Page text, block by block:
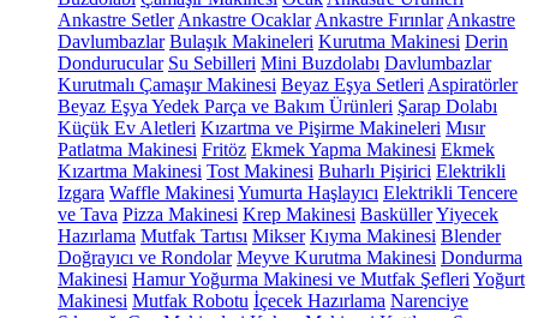
Ankastre Setler Ankastre Ocaklar Ankastre Fırınlar Ankastre
Davlumbazlar Bulaşık Makineleri Kurutma Makinesi Derin
Dondurucular Su Sebilleri Mini Buzdolabı Davlumbazlar
Kurutmalı Çamaşır Makinesi Beyaz Eşya Setleri Aspiratörler
Beyaz Eşya Yedek Parça ve Bakım Ürünleri Şarap Dolabı
Küçük Ev Aletleri Kızartma ve Pişirme Makineleri Mısır
Patlatma Makinesi Fritöz Ekmek Yapma Makinesi Ekmek
Kızartma Makinesi Tost Makinesi Buharlı Pişirici Elektrikli
Izgara Waffle Makinesi Yumurta Haşlayıcı Elektrikli Tencere
ve Tava Pizza Makinesi Krep Makinesi BasküllerYiyecek
Hazırlama Mutfak Tartısı Mikser Kıyma Makinesi Blender
Doğrayıcı ve Rondolar Meyve Kurutma Makinesi Dondurma
Makinesi Hamur Yoğurma Makinesi ve Mutfak Şefleri Yoğurt
Makinesi Mutfak Robotu İçecek Hazırlama Narenciye